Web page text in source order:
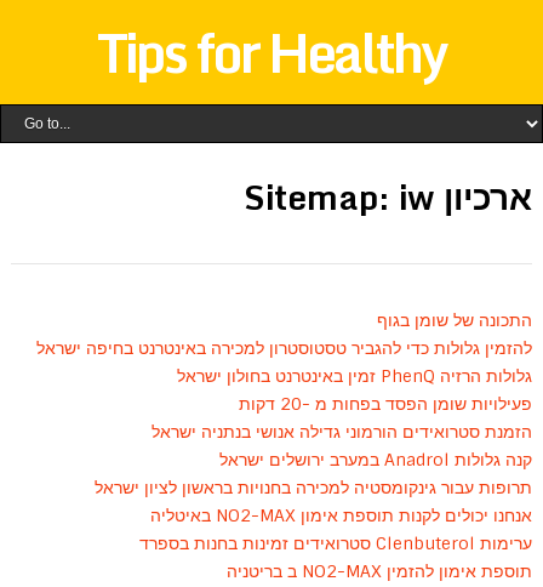
Tips for Healthy
ארכיון Sitemap: iw
התכונה של שומן בגוף
להזמין גלולות כדי להגביר טסטוסטרון למכירה באינטרנט בחיפה ישראל
גלולות הרזיה PhenQ זמין באינטרנט בחולון ישראל
פעילויות שומן הפסד בפחות מ -20 דקות
הזמנת סטרואידים הורמוני גדילה אנושי בנתניה ישראל
קנה גלולות Anadrol במערב ירושלים ישראל
תרופות עבור גינקומסטיה למכירה בחנויות בראשון לציון ישראל
אנחנו יכולים לקנות תוספת אימון NO2-MAX באיטליה
ערימות Clenbuterol סטרואידים זמינות בחנות בספרד
תוספת אימון להזמין NO2-MAX ב בריטניה